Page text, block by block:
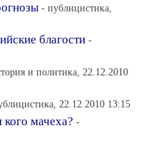
- публицистика,
благости -
и политика, 22.12.2010
22.12.2010 13:15
мачеха? -